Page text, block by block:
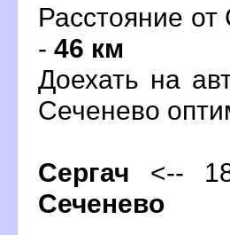
Расстояние
- 46 км
Доехать на
Сеченево
Сергач <--
Сеченево